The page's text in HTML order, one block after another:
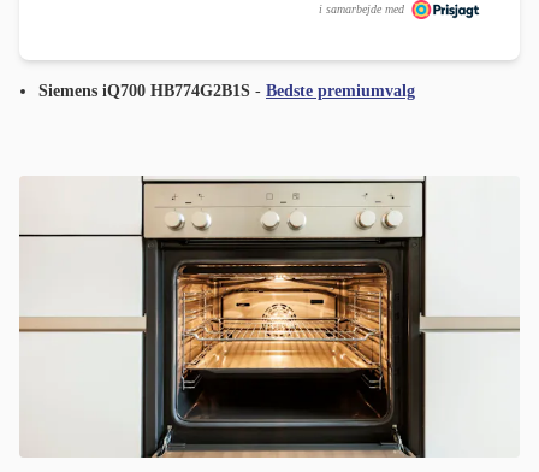
i samarbejde med
Siemens iQ700 HB774G2B1S - Bedste premiumvalg